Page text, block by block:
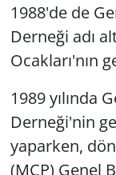
1988'de de
Derneği adı
Ocakları'nın
1989 yılında
Derneği'nin
yaparken,
(MÇP) Genel
SPOR
Yerel